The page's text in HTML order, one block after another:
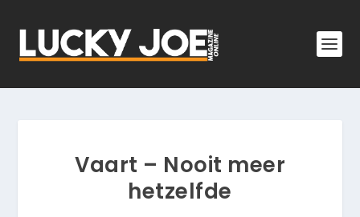
Vaart – Nooit meer
hetzelfde